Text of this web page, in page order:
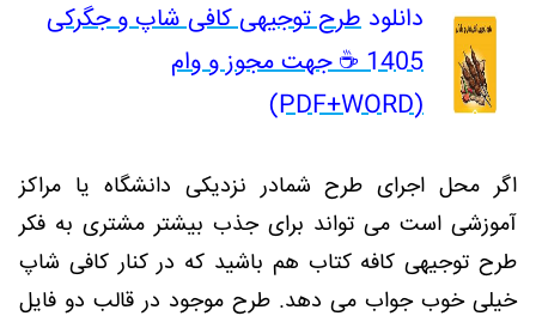
دانلود طرح توجیهی کافی شاپ و جگرکی
1405 ☕ جهت مجوز و وام
(PDF+WORD)
اگر محل اجرای طرح شمادر نزدیکی دانشگاه یا مراکز
آموزشی است می تواند برای جذب بیشتر مشتری به فکر
طرح توجیهی کافه کتاب هم باشید که در کنار کافی شاپ
خیلی خوب جواب می دهد. طرح موجود در قالب دو فایل